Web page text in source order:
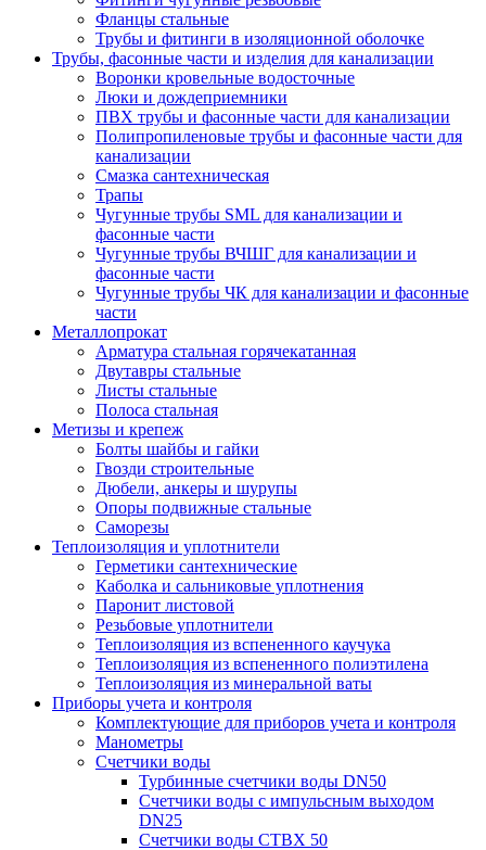
Фланцы стальные
Трубы и фитинги в изоляционной оболочке
Трубы, фасонные части и изделия для канализации
Воронки кровельные водосточные
Люки и дождеприемники
ПВХ трубы и фасонные части для канализации
Полипропиленовые трубы и фасонные части для
канализации
Смазка сантехническая
Трапы
Чугунные трубы SML для канализации и
фасонные части
Чугунные трубы ВЧШГ для канализации и
фасонные части
Чугунные трубы ЧК для канализации и фасонные
части
Металлопрокат
Арматура стальная горячекатанная
Двутавры стальные
Листы стальные
Полоса стальная
Метизы и крепеж
Болты шайбы и гайки
Гвозди строительные
Дюбели, анкеры и шурупы
Опоры подвижные стальные
Саморезы
Теплоизоляция и уплотнители
Герметики сантехнические
Каболка и сальниковые уплотнения
Паронит листовой
Резьбовые уплотнители
Теплоизоляция из вспененного каучука
Теплоизоляция из вспененного полиэтилена
Теплоизоляция из минеральной ваты
Приборы учета и контроля
Комплектующие для приборов учета и контроля
Манометры
Счетчики воды
Турбинные счетчики воды DN50
Счетчики воды с импульсным выходом
DN25
Счетчики воды СТВХ 50